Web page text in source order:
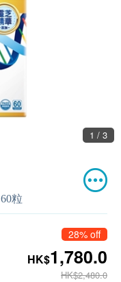
1 / 3
60粒
28% off
HK$1,780.0
HK$2,480.0